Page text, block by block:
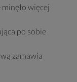
więcej
po sobie
zamawia